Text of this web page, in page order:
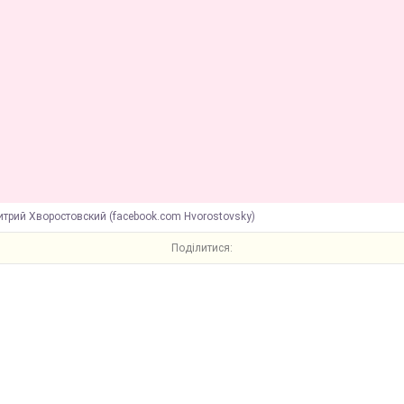
Хворостовский (facebook.com Hvorostovsky)
Поділитися: